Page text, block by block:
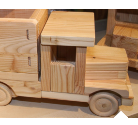
helfen Streit schlichten!